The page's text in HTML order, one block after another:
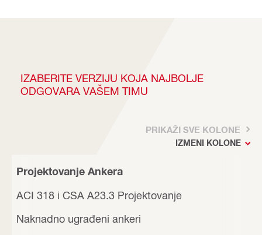
IZABERITE VERZIJU KOJA NAJBOLJE
ODGOVARA VAŠEM TIMU
PRIKAŽI SVE KOLONE
IZMENI KOLONE
Projektovanje Ankera
ACI 318 i CSA A23.3 Projektovanje
Naknadno ugrađeni ankeri